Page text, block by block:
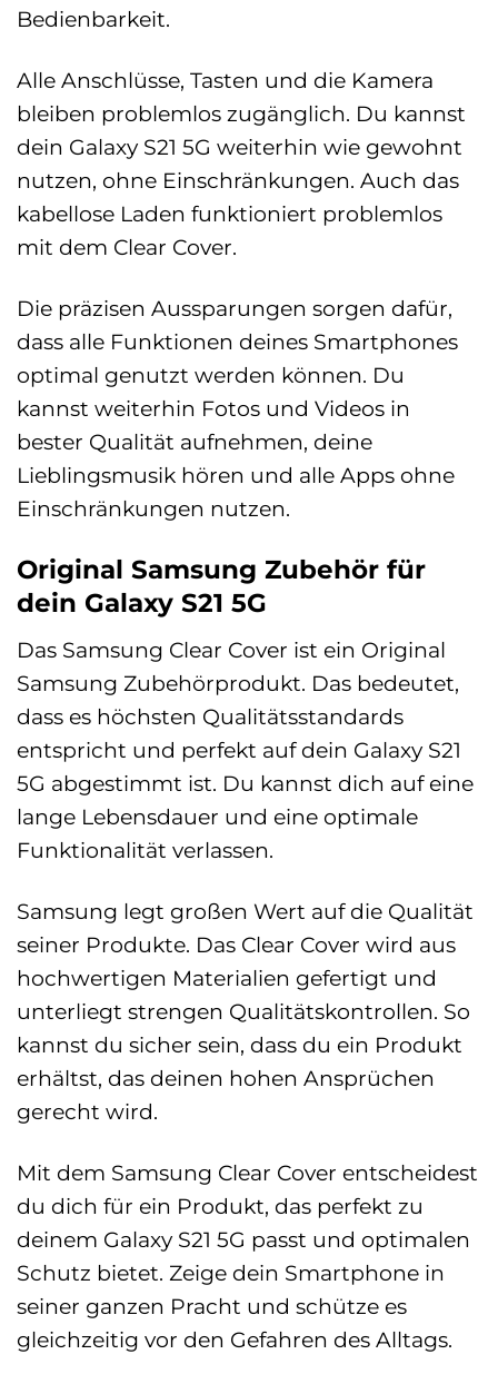
Bedienbarkeit.
Alle Anschlüsse, Tasten und die Kamera
bleiben problemlos zugänglich. Du kannst
dein Galaxy S21 5G weiterhin wie gewohnt
nutzen, ohne Einschränkungen. Auch das
kabellose Laden funktioniert problemlos
mit dem Clear Cover.
Die präzisen Aussparungen sorgen dafür,
dass alle Funktionen deines Smartphones
optimal genutzt werden können. Du
kannst weiterhin Fotos und Videos in
bester Qualität aufnehmen, deine
Lieblingsmusik hören und alle Apps ohne
Einschränkungen nutzen.
Original Samsung Zubehör für
dein Galaxy S21 5G
Das Samsung Clear Cover ist ein Original
Samsung Zubehörprodukt. Das bedeutet,
dass es höchsten Qualitätsstandards
entspricht und perfekt auf dein Galaxy S21
5G abgestimmt ist. Du kannst dich auf eine
lange Lebensdauer und eine optimale
Funktionalität verlassen.
Samsung legt großen Wert auf die Qualität
seiner Produkte. Das Clear Cover wird aus
hochwertigen Materialien gefertigt und
unterliegt strengen Qualitätskontrollen. So
kannst du sicher sein, dass du ein Produkt
erhältst, das deinen hohen Ansprüchen
gerecht wird.
Mit dem Samsung Clear Cover entscheidest
du dich für ein Produkt, das perfekt zu
deinem Galaxy S21 5G passt und optimalen
Schutz bietet. Zeige dein Smartphone in
seiner ganzen Pracht und schütze es
gleichzeitig vor den Gefahren des Alltags.